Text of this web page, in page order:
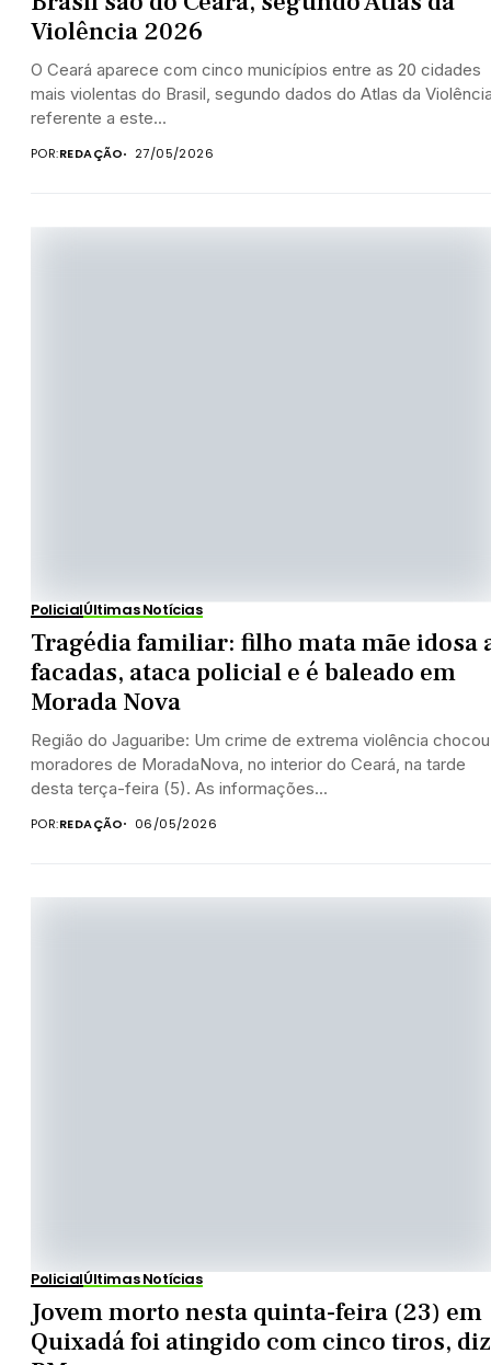
Violência 2026
O Ceará aparece com cinco municípios entre as 20 cidades
mais violentas do Brasil, segundo dados do Atlas da
referente a este...
POR:REDAÇÃO 27/05/2026
PolicialÚltimas Notícias
Tragédia familiar: filho mata mãe idosa
facadas, ataca policial e é baleado em
Morada Nova
Região do Jaguaribe: Um crime de extrema violência chocou
moradores de MoradaNova, no interior do Ceará, na tarde
desta terça-feira (5). As informações...
POR:REDAÇÃO 06/05/2026
PolicialÚltimas Notícias
Jovem morto nesta quinta-feira (23) em
Quixadá foi atingido com cinco tiros, diz